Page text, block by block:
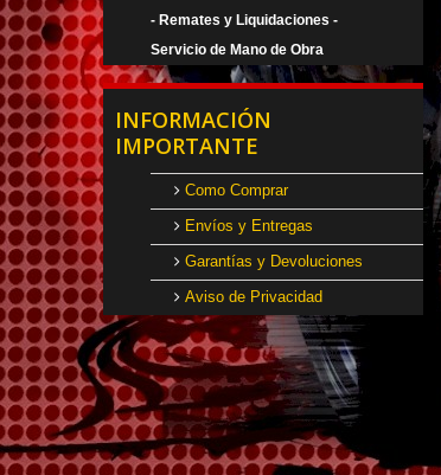
- Remates y Liquidaciones -
Servicio de Mano de Obra
INFORMACIÓN
IMPORTANTE
Como Comprar
Envíos y Entregas
Garantías y Devoluciones
Aviso de Privacidad